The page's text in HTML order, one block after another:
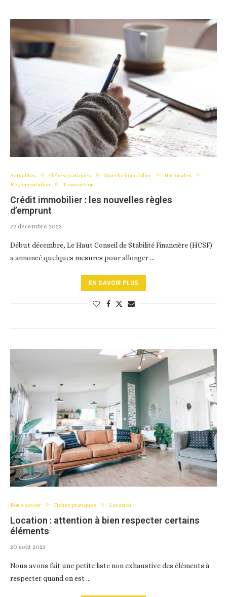
Actualités Fiches pratiques Marché immobilier
Nationales
Réglementation
Transaction
Crédit immobilier : les nouvelles règles
d’emprunt
22 décembre 2023
Début décembre, Le Haut Conseil de Stabilité Financière (HCSF)
a annoncé quelques mesures pour allonger …
EN SAVOIR PLUS
Bon à savoir Fiches pratiques Location
Location : attention à bien respecter certains
éléments
20 août 2023
Nous avons fait une petite liste non exhaustive des éléments à
respecter quand on est …